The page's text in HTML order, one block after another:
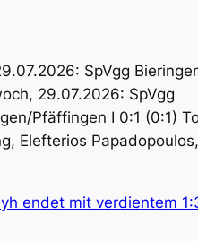
SpVgg
29.07.2026: SpVgg
Pfäffingen I 0:1 (0:1)
Elefterios
endet mit verdientem